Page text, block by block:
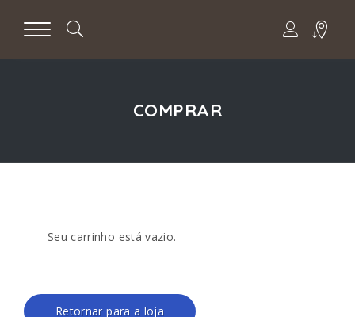
COMPRAR
Seu carrinho está vazio.
Retornar para a loja